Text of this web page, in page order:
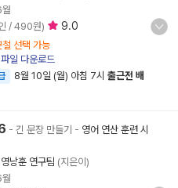
/ 490원) 9.0
선택 가능
일 다운로드
8월 10일 (월) 아침 7시 출근전 배
- 긴 문장 만들기 - 영어 연산 훈련 시
낭훈 연구팀 (지은이)